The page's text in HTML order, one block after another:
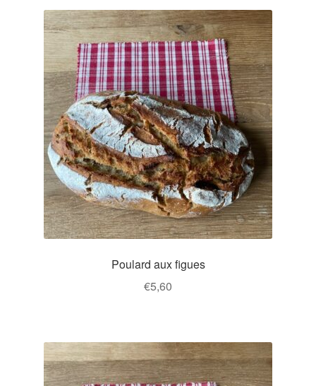
Poulard aux figues
€5,60
a
plusieurs